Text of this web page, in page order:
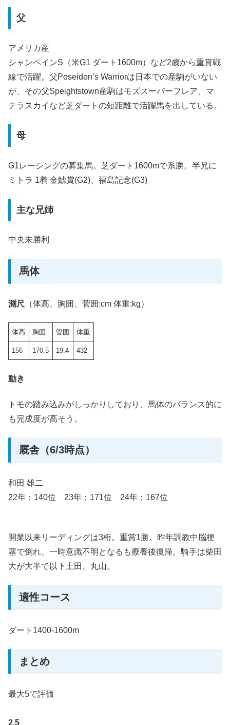
父
アメリカ産
シャンペインS（米G1 ダート1600m）など2歳から重賞戦
線で活躍。父Poseidon’s Warriorは日本での産駒がいない
が、その父Speightstown産駒はモズスーパーフレア、マ
テラスカイなど芝ダートの短距離で活躍馬を出している。
母
G1レーシングの募集馬。芝ダート1600mで系勝。半兄に
ミトラ 1着 金鯱賞(G2)、福島記念(G3)
主な兄姉
中央未勝利
馬体
測尺 （体高、胸囲、菅囲:cm 体重:kg）
体高 胸囲 管囲 体重
156 170.5 19.4 432
動き
トモの踏み込みがしっかりしており、馬体のバランス的に
も完成度が高そう。
厩舎（6/3時点）
和田 雄二
22年：140位 23年：171位 24年：167位
開業以来リーディングは3桁。重賞1勝。昨年調教中脳梗
塞で倒れ、一時意識不明となるも療養後復帰。騎手は柴田
大が大半で以下土田、丸山。
適性コース
ダート1400-1600m
まとめ
最大5で評価
2.5